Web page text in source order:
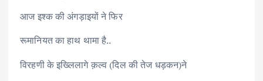
आज इश्क की अंगड़ाइयों ने फिर
रूमानियत का हाथ थामा है..
विरहणी के इख्लिलागे क़ल्व (दिल की तेज धड़कन)ने